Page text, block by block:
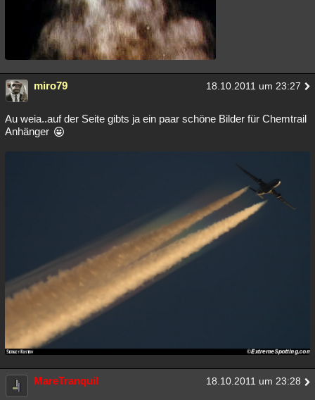
miro79 18.10.2011 um 23:27
Au weia..auf der Seite gibts ja ein paar schöne Bilder für Chemtrail
Anhänger
MareTranquil 18.10.2011 um 23:28